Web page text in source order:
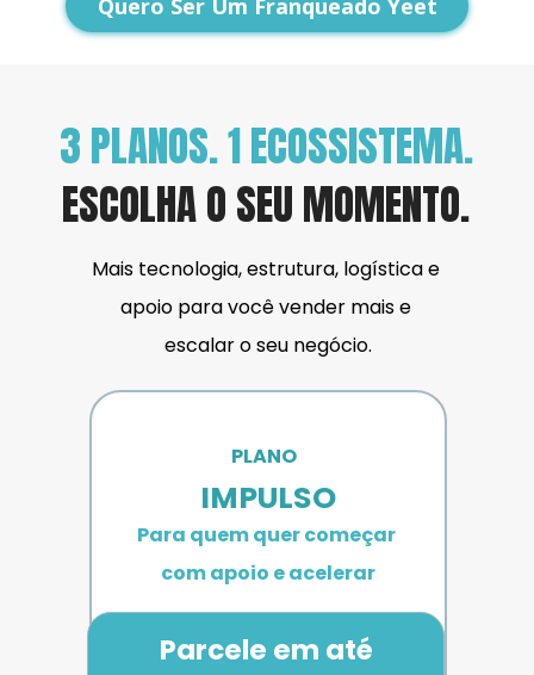
3 PLANOS. 1 ECOSSISTEMA.
ESCOLHA O SEU MOMENTO.
Mais tecnologia, estrutura, logística e
apoio para você vender mais e
escalar o seu negócio.
Parcele em até
PLANO
IMPULSO
Para quem quer começar
com apoio e acelerar